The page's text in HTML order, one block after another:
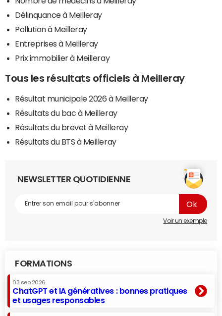
Délinquance à Meilleray
Pollution à Meilleray
Entreprises à Meilleray
Prix immobilier à Meilleray
Tous les résultats officiels à Meilleray
Résultat municipale 2026 à Meilleray
Résultats du bac à Meilleray
Résultats du brevet à Meilleray
Résultats du BTS à Meilleray
NEWSLETTER QUOTIDIENNE
Voir un exemple
FORMATIONS
03 sep 2026
ChatGPT et IA génératives : bonnes pratiques
et usages responsables